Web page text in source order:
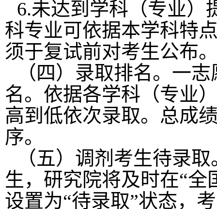
6.未达到学科（专业）
科专业可依据本学科特
须于复试前对考生公布
（四）录取排名。一
名。依据各学科（专业
高到低依次录取。总成
序。
（五）调剂考生待录
生，研究院将及时在“全
设置为“待录取”状态，